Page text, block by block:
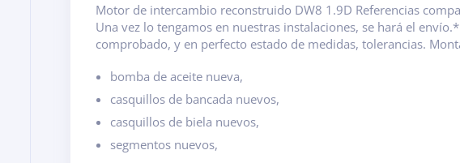
Motor de intercambio reconstruido DW8 1.9D Referencias
Una vez lo tengamos en nuestras instalaciones, se hará el
comprobado, y en perfecto estado de medidas, tolerancias.
bomba de aceite nueva,
casquillos de bancada nuevos,
casquillos de biela nuevos,
segmentos nuevos,